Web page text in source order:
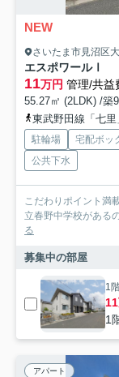
NEW
さいたま市見沼区
エスポワールⅠ
11万円 管理/共益
55.27㎡ (2LDK) /築
東武野田線「七
駐輪場 宅配ボッ
公共下水
こだわりポイント満
立春野中学校がある
る
募集中の部屋
1
1
アパート